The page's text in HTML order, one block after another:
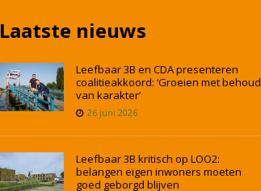
Laatste nieuws
Leefbaar 3B en CDA presenteren
coalitieakkoord: ‘Groeien met behoud
van karakter’
26 juni 2026
Leefbaar 3B kritisch op LOO2:
belangen eigen inwoners moeten
goed geborgd blijven